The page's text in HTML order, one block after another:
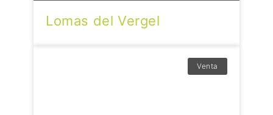
Lomas del Vergel
Venta